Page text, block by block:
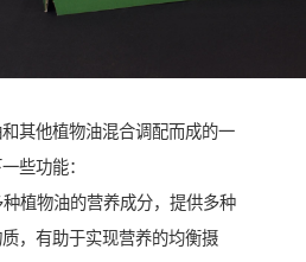
其他植物油混合调配而成的一
些功能：
植物油的营养成分，提供多种
，有助于实现营养的均衡摄